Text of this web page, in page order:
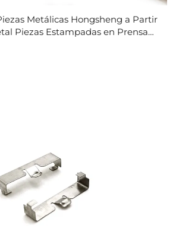
Metálicas Hongsheng a Partir
Piezas Estampadas en Prensa